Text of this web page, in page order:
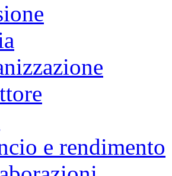
e rendimento